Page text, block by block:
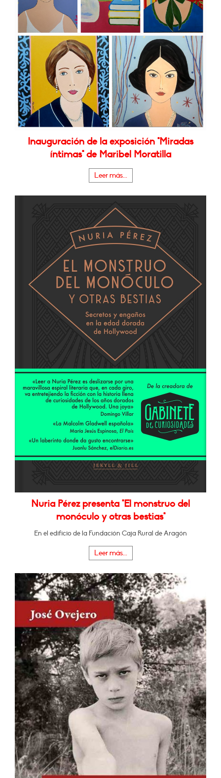
Inauguración de la exposición "Miradas
íntimas" de Maribel Moratilla
Leer más...
Nuria Pérez presenta "El monstruo del
monóculo y otras bestias"
En el edificio de la Fundación Caja Rural de Aragón
Leer más...